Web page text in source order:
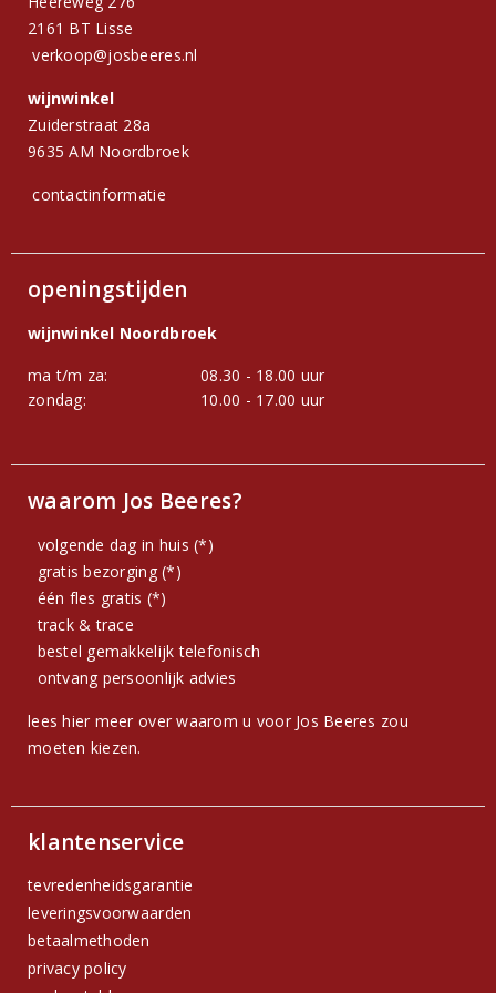
2161 BT Lisse
verkoop@josbeeres.nl
wijnwinkel
Zuiderstraat 28a
9635 AM Noordbroek
contactinformatie
openingstijden
wijnwinkel Noordbroek
ma t/m za:
08.30 - 18.00 uur
zondag:
10.00 - 17.00 uur
waarom Jos Beeres?
volgende dag in huis (*)
gratis bezorging (*)
één fles gratis (*)
track & trace
bestel gemakkelijk telefonisch
ontvang persoonlijk advies
lees hier meer over waarom u voor Jos Beeres zou
moeten kiezen.
klantenservice
tevredenheidsgarantie
leveringsvoorwaarden
betaalmethoden
privacy policy